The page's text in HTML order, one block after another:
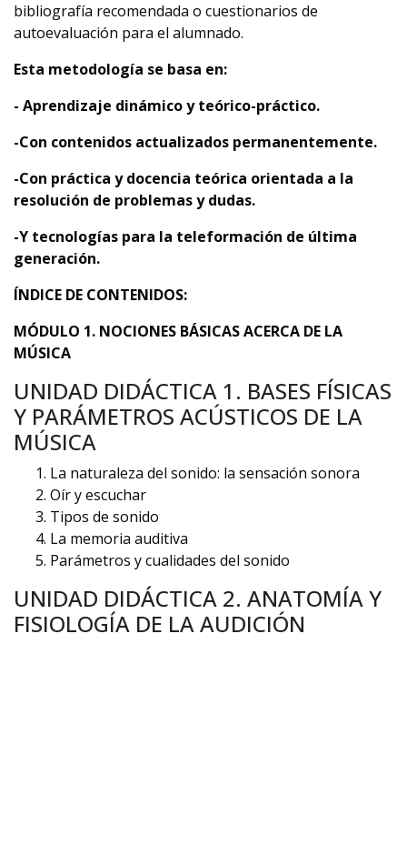
bibliografía recomendada o cuestionarios de
autoevaluación para el alumnado.
Esta metodología se basa en:
- Aprendizaje dinámico y teórico-práctico.
-Con contenidos actualizados permanentemente.
-Con práctica y docencia teórica orientada a la
resolución de problemas y dudas.
-Y tecnologías para la teleformación de última
generación.
ÍNDICE DE CONTENIDOS:
MÓDULO 1. NOCIONES BÁSICAS ACERCA DE LA
MÚSICA
UNIDAD DIDÁCTICA 1. BASES FÍSICAS
Y PARÁMETROS ACÚSTICOS DE LA
MÚSICA
La naturaleza del sonido: la sensación sonora
Oír y escuchar
Tipos de sonido
La memoria auditiva
Parámetros y cualidades del sonido
UNIDAD DIDÁCTICA 2. ANATOMÍA Y
FISIOLOGÍA DE LA AUDICIÓN